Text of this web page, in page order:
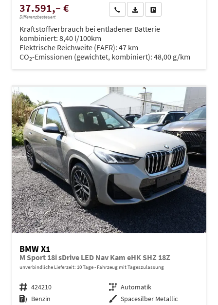
37.591,– €
Differenzbesteuert
Wir rufen Sie anPDF-Datei, Fahrzeugexposé
Kraftstoffverbrauch bei entladener Batterie
kombiniert: 8,40 l/100km
Elektrische Reichweite (EAER): 47 km
CO2-Emissionen (gewichtet, kombiniert): 48,00 g/km
BMW X1
M Sport 18i sDrive LED Nav Kam eHK SHZ 18Z
unverbindliche Lieferzeit: 10 Tage Fahrzeug mit Tageszulassung
Fahrzeugnr. 424210 Getriebe Automatik
Kraftstoff Benzin Außenfarbe Spacesilber Metallic